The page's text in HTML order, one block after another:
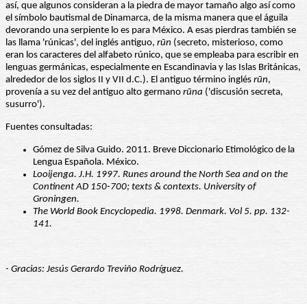
así, que algunos consideran a la piedra de mayor tamaño algo así como
el símbolo bautismal de Dinamarca, de la misma manera que el águila
devorando una serpiente lo es para México. A esas pierdras también se
las llama 'rúnicas', del inglés antiguo, rūn (secreto, misterioso, como
eran los caracteres del alfabeto rúnico, que se empleaba para escribir en
lenguas germánicas, especialmente en Escandinavia y las Islas Británicas,
alrededor de los siglos II y VII d.C.). El antiguo término inglés rūn,
provenía a su vez del antiguo alto germano rūna ('discusión secreta,
susurro').
Fuentes consultadas:
Gómez de Silva Guido. 2011. Breve Diccionario Etimológico de la
Lengua Española. México.
Looijenga. J.H. 1997. Runes around the North Sea and on the
Continent AD 150-700; texts & contexts. University of
Groningen.
The World Book Encyclopedia. 1998. Denmark. Vol 5. pp. 132-
141.
- Gracias: Jesús Gerardo Treviño Rodríguez.